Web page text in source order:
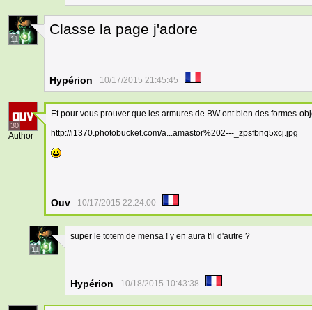
11
Classe la page j'adore
Hypérion 10/17/2015 21:45:45
30
Author
Et pour vous prouver que les armures de BW ont bien des formes-
http://i1370.photobucket.com/a...amastor%202---_zpsfbnq5xcj.jpg
Ouv 10/17/2015 22:24:00
11
super le totem de mensa ! y en aura t'il d'autre ?
Hypérion 10/18/2015 10:43:38